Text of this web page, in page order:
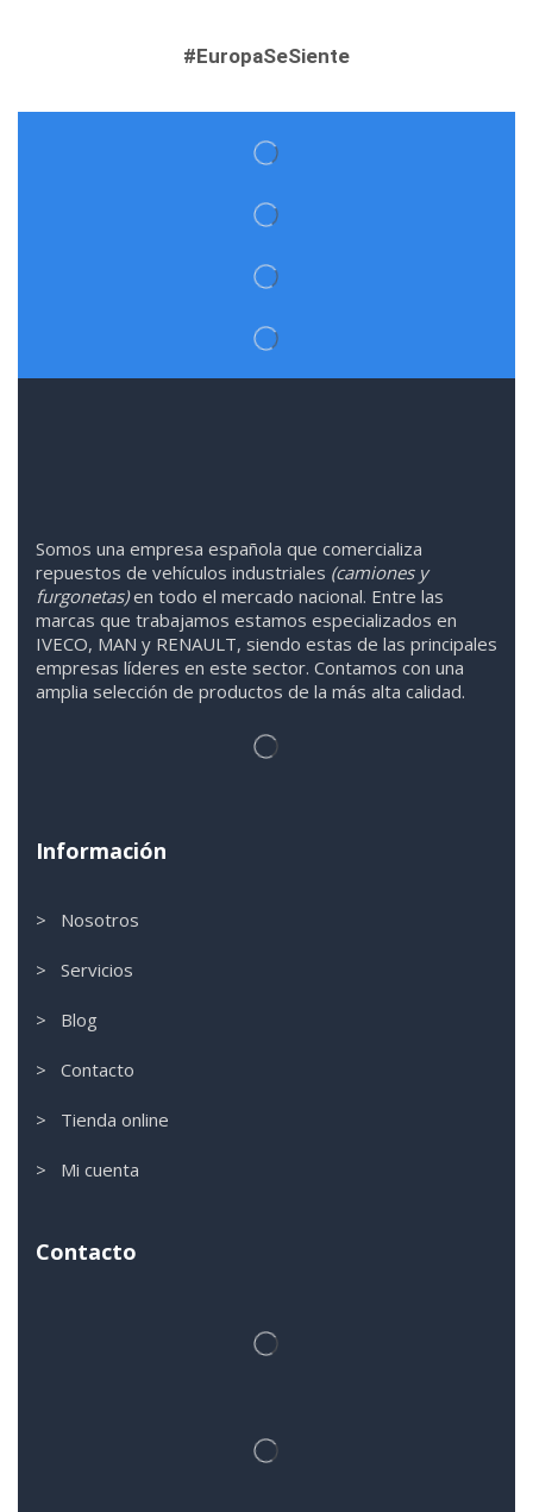
#EuropaSeSiente
Somos una empresa española que comercializa
repuestos de vehículos industriales (camiones y
furgonetas)en todo el mercado nacional. Entre las
marcas que trabajamos estamos especializados en
IVECO, MAN y RENAULT, siendo estas de las principales
empresas líderes en este sector. Contamos con una
amplia selección de productos de la más alta calidad.
Información
> Nosotros
> Servicios
> Blog
> Contacto
> Tienda online
> Mi cuenta
Contacto